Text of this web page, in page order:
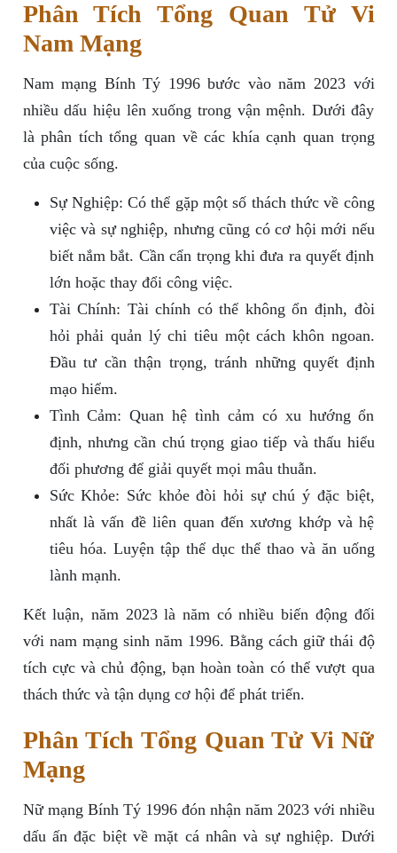
Phân Tích Tổng Quan Tử Vi
Nam Mạng
Nam mạng Bính Tý 1996 bước vào năm 2023 với
nhiều dấu hiệu lên xuống trong vận mệnh. Dưới đây
là phân tích tổng quan về các khía cạnh quan trọng
của cuộc sống.
Sự Nghiệp: Có thể gặp một số thách thức về công
việc và sự nghiệp, nhưng cũng có cơ hội mới nếu
biết nắm bắt. Cần cẩn trọng khi đưa ra quyết định
lớn hoặc thay đổi công việc.
Tài Chính: Tài chính có thể không ổn định, đòi
hỏi phải quản lý chi tiêu một cách khôn ngoan.
Đầu tư cần thận trọng, tránh những quyết định
mạo hiểm.
Tình Cảm: Quan hệ tình cảm có xu hướng ổn
định, nhưng cần chú trọng giao tiếp và thấu hiểu
đối phương để giải quyết mọi mâu thuẫn.
Sức Khỏe: Sức khỏe đòi hỏi sự chú ý đặc biệt,
nhất là vấn đề liên quan đến xương khớp và hệ
tiêu hóa. Luyện tập thể dục thể thao và ăn uống
lành mạnh.
Kết luận, năm 2023 là năm có nhiều biến động đối
với nam mạng sinh năm 1996. Bằng cách giữ thái độ
tích cực và chủ động, bạn hoàn toàn có thể vượt qua
thách thức và tận dụng cơ hội để phát triển.
Phân Tích Tổng Quan Tử Vi Nữ
Mạng
Nữ mạng Bính Tý 1996 đón nhận năm 2023 với nhiều
dấu ấn đặc biệt về mặt cá nhân và sự nghiệp. Dưới